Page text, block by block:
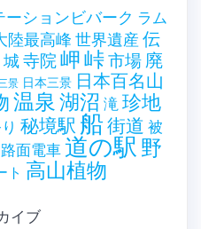
ーションビバーク ラム
陸最高峰 世界遺産 伝
城寺院岬峠市場 廃
景 日本三景 日本百名山
温泉湖沼 滝 珍地
秘境駅 船街道 被
路面電車道の駅 野
ト 高山植物
イブ